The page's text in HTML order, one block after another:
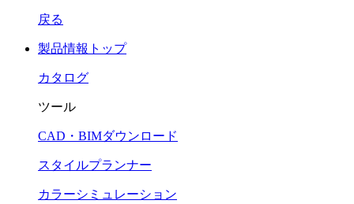
戻る
製品情報トップ
カタログ
ツール
CAD・BIMダウンロード
スタイルプランナー
カラーシミュレーション